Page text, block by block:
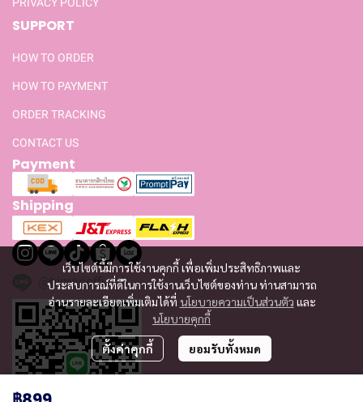
เว็บไซต์นี้มีการใช้งานคุกกี้ เพื่อเพิ่มประสิทธิภาพและ
ประสบการณ์ที่ดีในการใช้งานเว็บไซต์ของท่าน ท่านสามารถ
อ่านรายละเอียดเพิ่มเติมได้ที่ นโยบายความเป็นส่วนตัว และ
นโยบายคุกกี้
ตั้งค่าคุกกี้ ยอมรับทั้งหมด
SUPPORT
HOW TO ORDER
HOW TO PAYMENT
ORDER TRACKING
CONTACT US
Payment
Shipping
@himariofficial